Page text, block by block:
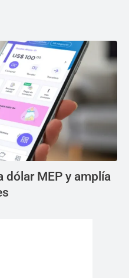
dólar MEP y amplía